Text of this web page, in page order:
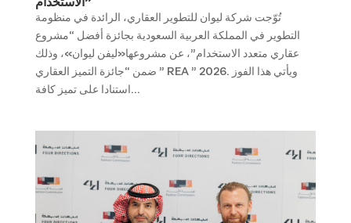
تُوّجت شركة ليوان للتطوير العقاري، الرائدة في منظومة
التطوير في المملكة العربية السعودية بجائزة أفضل “مشروع
عقاري متعدد الاستخدام”، عن مشروعها«ليفن ليوان»، وذلك
ضمن “جائزة التميز العقاري ” REA ” 2026. ويأتي هذا الفوز
استنادا على تميز كافة...